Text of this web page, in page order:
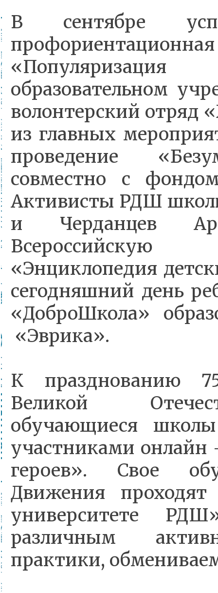
В сентябре
образовательном
волонтерский отряд
из главных
проведение
совместно с
Активисты РДШ
и Черданцев
«Энциклопедия
сегодняшний день
«ДоброШкола»
«Эврика».
К празднованию
Великой
обучающиеся
участниками онлайн
героев». Свое
Движения
университете
различным
практики,